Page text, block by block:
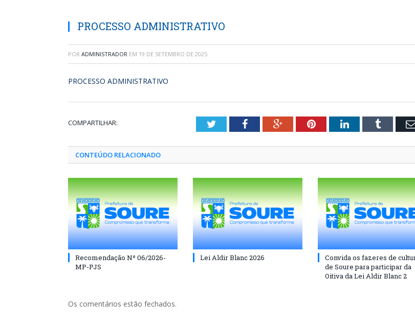
PROCESSO ADMINISTRATIVO
POR ADMINISTRADOR EM 19 DE SETEMBRO DE 2025
PROCESSO ADMINISTRATIVO
COMPARTILHAR: TwitterFacebookGoogle+PinterestLinkedInTumblr
CONTEÚDO RELACIONADO
Recomendação Nº 06/2026-
MP-PJS
Lei Aldir Blanc 2026
Convida os fazeres de
de Soure para participar da
Oitiva da Lei Aldir Blanc 2
Os comentários estão fechados.